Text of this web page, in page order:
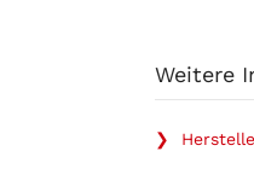
Weitere
❯